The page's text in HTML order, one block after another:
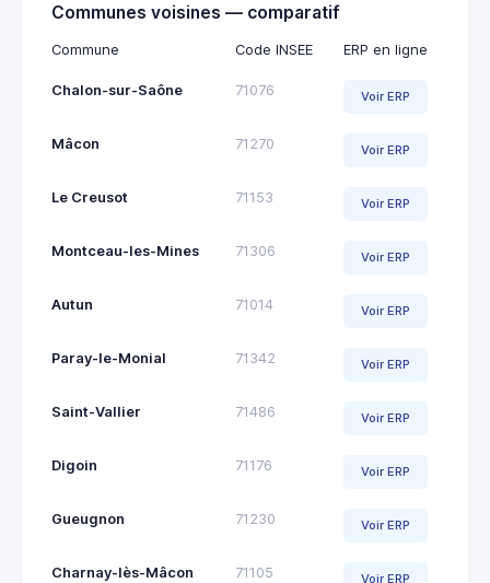
Communes voisines — comparatif
Commune Code INSEE ERP en ligne
Chalon-sur-Saône 71076 Voir ERP
Mâcon 71270 Voir ERP
Le Creusot 71153 Voir ERP
Montceau-les-Mines 71306 Voir ERP
Autun 71014 Voir ERP
Paray-le-Monial 71342 Voir ERP
Saint-Vallier 71486 Voir ERP
Digoin 71176 Voir ERP
Gueugnon 71230 Voir ERP
Charnay-lès-Mâcon 71105 Voir ERP